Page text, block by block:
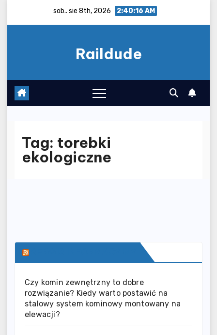
sob.. sie 8th, 2026 2:40:16 AM
Raildude
Tag: torebki
ekologiczne
Czy komin zewnętrzny to dobre
rozwiązanie? Kiedy warto postawić na
stalowy system kominowy montowany na
elewacji?